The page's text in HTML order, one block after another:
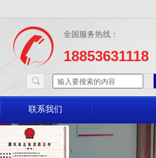
全国服务热线：
18853631118
联系我们